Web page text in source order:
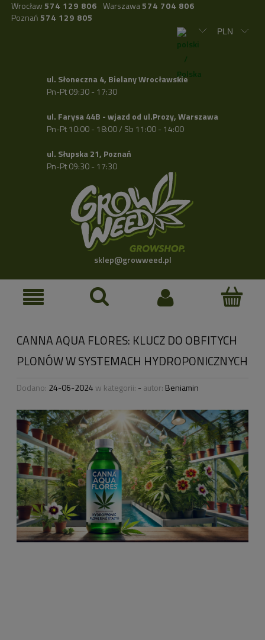
Wrocław 574 129 806 Warszawa574 704 806
Poznań 574 129 805
ul. Słoneczna 4, Bielany Wrocławskie
Pn-Pt 09:30 - 17:30
ul. Farysa 44B - wjazd od ul.Prozy, Warszawa
Pn-Pt 10:00 - 18:00 / Sb 11:00 - 14:00
ul. Słupska 21, Poznań
Pn-Pt 09:30 - 17:30
sklep@growweed.pl
CANNA AQUA FLORES: KLUCZ DO OBFITYCH
PLONÓW W SYSTEMACH HYDROPONICZNYCH
Dodano: 24-06-2024 w kategorii: - autor: Beniamin